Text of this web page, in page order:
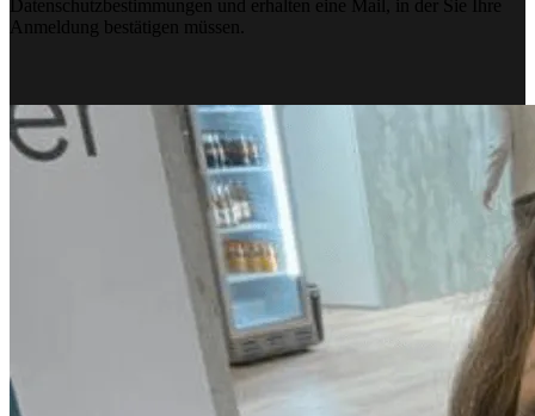
Datenschutzbestimmungen und erhalten eine Mail, in der Sie Ihre
Anmeldung bestätigen müssen.